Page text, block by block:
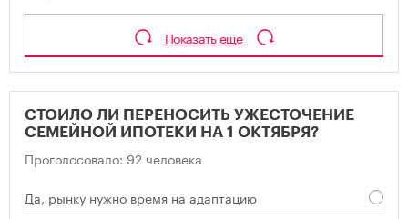
Показать еще
СТОИЛО ЛИ ПЕРЕНОСИТЬ УЖЕСТОЧЕНИЕ
СЕМЕЙНОЙ ИПОТЕКИ НА 1 ОКТЯБРЯ?
Проголосовало: 92 человека
Да, рынку нужно время на адаптацию